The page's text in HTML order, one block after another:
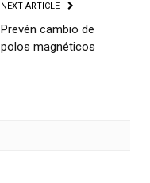
NEXT ARTICLE
Prevén cambio de
polos magnéticos